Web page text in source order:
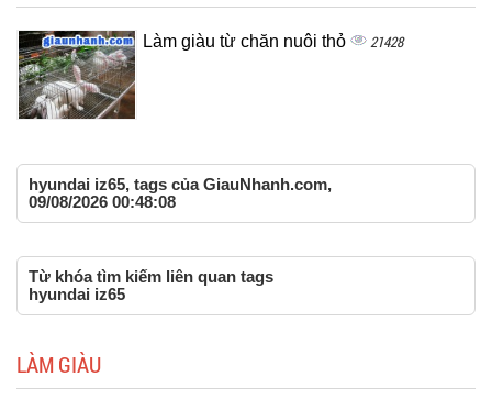
Làm giàu từ chăn nuôi thỏ 21428
hyundai iz65, tags của GiauNhanh.com,
09/08/2026 00:48:08
Từ khóa tìm kiếm liên quan tags
hyundai iz65
LÀM GIÀU